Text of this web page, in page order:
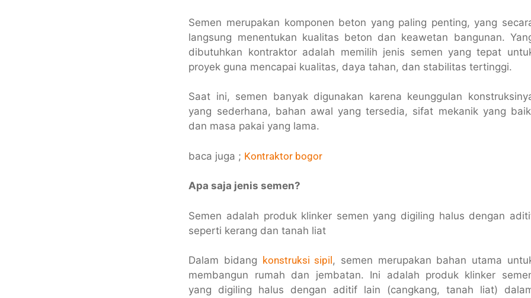
Semen merupakan komponen beton yang paling penting, yang
langsung menentukan kualitas beton dan keawetan bangunan.
dibutuhkan kontraktor adalah memilih jenis semen yang tepat
proyek guna mencapai kualitas, daya tahan, dan stabilitas tertinggi.
Saat ini, semen banyak digunakan karena keunggulan
yang sederhana, bahan awal yang tersedia, sifat mekanik yang
dan masa pakai yang lama.
baca juga ; Kontraktor bogor
Apa saja jenis semen?
Semen adalah produk klinker semen yang digiling halus dengan
seperti kerang dan tanah liat
Dalam bidang konstruksi sipil , semen merupakan bahan utama
membangun rumah dan jembatan. Ini adalah produk klinker
yang digiling halus dengan aditif lain (cangkang, tanah liat)